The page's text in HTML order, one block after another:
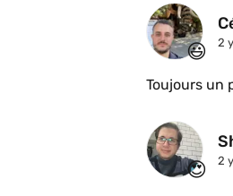
Nous
venez
😃 2
😍 2